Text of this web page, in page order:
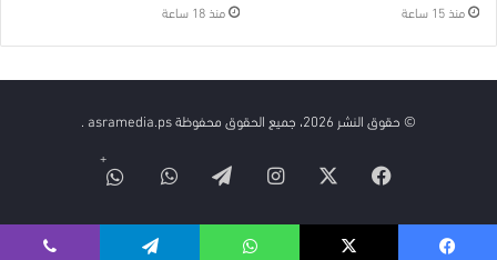
منذ 15 ساعة منذ 18 ساعة
© حقوق النشر 2026، جميع الحقوق محفوظة asramedia.ps .
فيسبوك انستقرامتيلقرامواتسابقناة
الواتس